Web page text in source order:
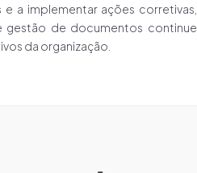
a implementar ações corretivas,
gestão de documentos continue
da organização.